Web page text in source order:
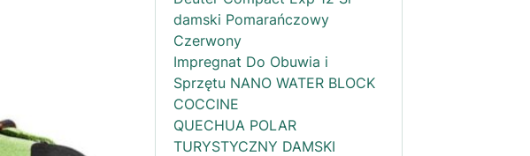
damski Pomarańczowy
Czerwony
Impregnat Do Obuwia i
Sprzętu NANO WATER BLOCK
COCCINE
QUECHUA POLAR
TURYSTYCZNY DAMSKI